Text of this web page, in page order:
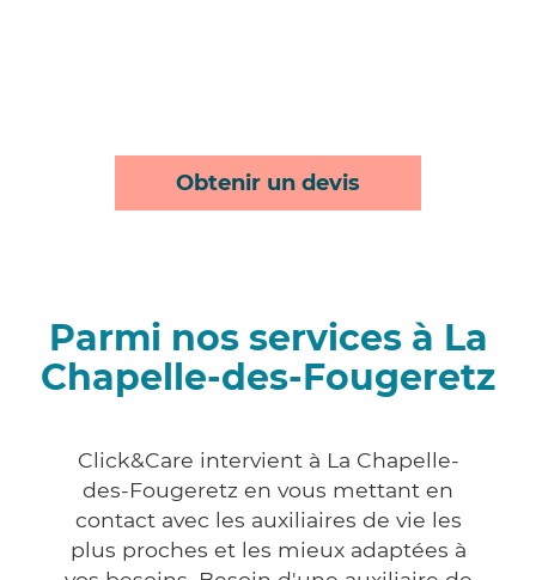
Obtenir un devis
Parmi nos services à La
Chapelle-des-Fougeretz
Click&Care intervient à La Chapelle-
des-Fougeretz en vous mettant en
contact avec les auxiliaires de vie les
plus proches et les mieux adaptées à